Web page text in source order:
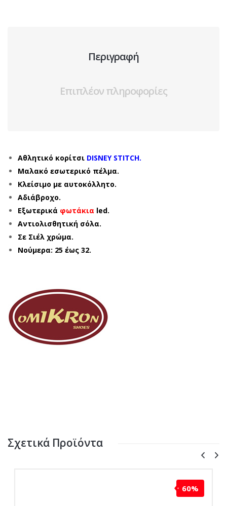
Περιγραφή
Επιπλέον πληροφορίες
Αθλητικό κορίτσι DISNEY STITCH.
Μαλακό εσωτερικό πέλμα.
Κλείσιμο με αυτοκόλλητο.
Αδιάβροχο.
Εξωτερικά φωτάκια led.
Αντιολισθητική σόλα.
Σε Σιέλ χρώμα.
Νούμερα: 25 έως 32.
Σχετικά Προϊόντα
60%